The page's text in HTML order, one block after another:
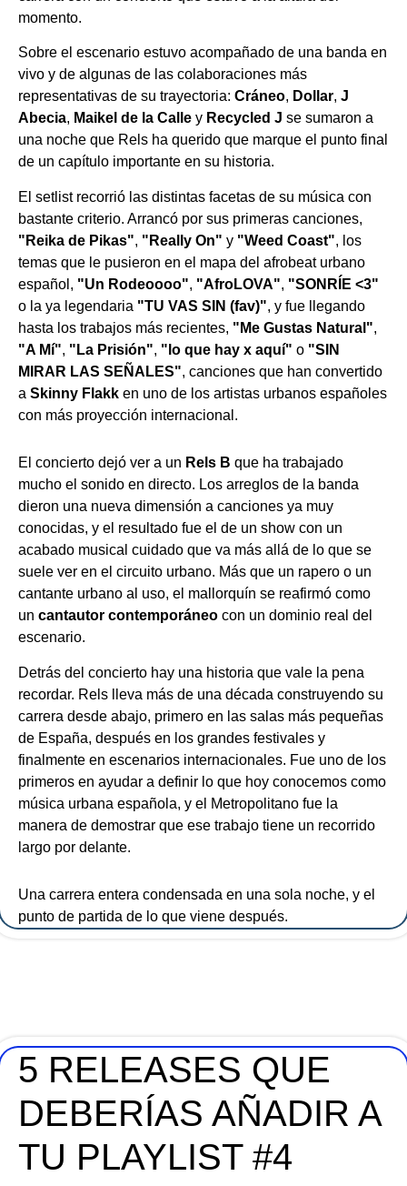
momento.
Sobre el escenario estuvo acompañado de una banda en
vivo y de algunas de las colaboraciones más
representativas de su trayectoria: Cráneo, Dollar, J
Abecia, Maikel de la Calle y Recycled J se sumaron a
una noche que Rels ha querido que marque el punto final
de un capítulo importante en su historia.
El setlist recorrió las distintas facetas de su música con
bastante criterio. Arrancó por sus primeras canciones,
"Reika de Pikas", "Really On" y "Weed Coast", los
temas que le pusieron en el mapa del afrobeat urbano
español, "Un Rodeoooo", "AfroLOVA", "SONRÍE <3"
o la ya legendaria "TU VAS SIN (fav)", y fue llegando
hasta los trabajos más recientes, "Me Gustas Natural",
"A Mí", "La Prisión", "lo que hay x aquí" o "SIN
MIRAR LAS SEÑALES", canciones que han convertido
a Skinny Flakk en uno de los artistas urbanos españoles
con más proyección internacional.
El concierto dejó ver a un Rels B que ha trabajado
mucho el sonido en directo. Los arreglos de la banda
dieron una nueva dimensión a canciones ya muy
conocidas, y el resultado fue el de un show con un
acabado musical cuidado que va más allá de lo que se
suele ver en el circuito urbano. Más que un rapero o un
cantante urbano al uso, el mallorquín se reafirmó como
un cantautor contemporáneo con un dominio real del
escenario.
Detrás del concierto hay una historia que vale la pena
recordar. Rels lleva más de una década construyendo su
carrera desde abajo, primero en las salas más pequeñas
de España, después en los grandes festivales y
finalmente en escenarios internacionales. Fue uno de los
primeros en ayudar a definir lo que hoy conocemos como
música urbana española, y el Metropolitano fue la
manera de demostrar que ese trabajo tiene un recorrido
largo por delante.
Una carrera entera condensada en una sola noche, y el
punto de partida de lo que viene después.
5 RELEASES QUE
DEBERÍAS AÑADIR A
TU PLAYLIST #4